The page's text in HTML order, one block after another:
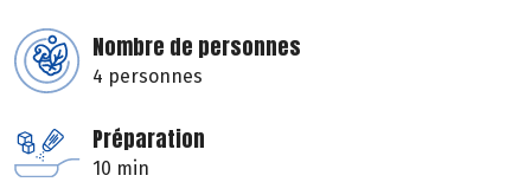
Nombre de personnes
4 personnes
Préparation
10 min